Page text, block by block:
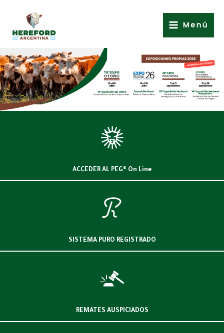
contenido
Menú
ACCEDER AL PEG® On Line
SISTEMA PURO REGISTRADO
REMATES AUSPICIADOS